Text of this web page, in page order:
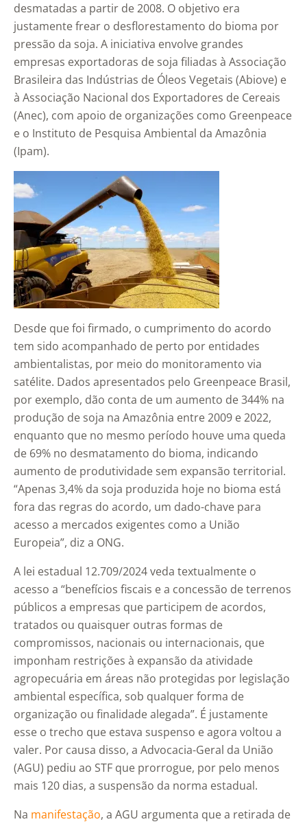
desmatadas a partir de 2008. O objetivo era
justamente frear o desflorestamento do bioma por
pressão da soja. A iniciativa envolve grandes
empresas exportadoras de soja filiadas à Associação
Brasileira das Indústrias de Óleos Vegetais (Abiove) e
à Associação Nacional dos Exportadores de Cereais
(Anec), com apoio de organizações como Greenpeace
e o Instituto de Pesquisa Ambiental da Amazônia
(Ipam).
Desde que foi firmado, o cumprimento do acordo
tem sido acompanhado de perto por entidades
ambientalistas, por meio do monitoramento via
satélite. Dados apresentados pelo Greenpeace Brasil,
por exemplo, dão conta de um aumento de 344% na
produção de soja na Amazônia entre 2009 e 2022,
enquanto que no mesmo período houve uma queda
de 69% no desmatamento do bioma, indicando
aumento de produtividade sem expansão territorial.
“Apenas 3,4% da soja produzida hoje no bioma está
fora das regras do acordo, um dado-chave para
acesso a mercados exigentes como a União
Europeia”, diz a ONG.
A lei estadual 12.709/2024 veda textualmente o
acesso a “benefícios fiscais e a concessão de terrenos
públicos a empresas que participem de acordos,
tratados ou quaisquer outras formas de
compromissos, nacionais ou internacionais, que
imponham restrições à expansão da atividade
agropecuária em áreas não protegidas por legislação
ambiental específica, sob qualquer forma de
organização ou finalidade alegada”. É justamente
esse o trecho que estava suspenso e agora voltou a
valer. Por causa disso, a Advocacia-Geral da União
(AGU) pediu ao STF que prorrogue, por pelo menos
mais 120 dias, a suspensão da norma estadual.
Na manifestação, a AGU argumenta que a retirada de